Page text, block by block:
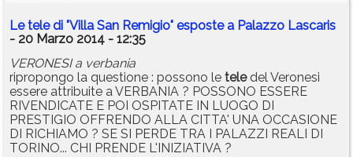
Le tele di "Villa San Remigio" esposte a Palazzo Lascaris
- 20 Marzo 2014 - 12:35
VERONESI a verbania
ripropongo la questione : possono le teledel Veronesi
essere attribuite a VERBANIA ? POSSONO ESSERE
RIVENDICATE E POI OSPITATE IN LUOGO DI
PRESTIGIO OFFRENDO ALLA CITTA' UNA OCCASIONE
DI RICHIAMO ? SE SI PERDE TRA I PALAZZI REALI DI
TORINO... CHI PRENDE L'INIZIATIVA ?